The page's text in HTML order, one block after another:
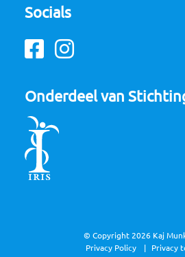
Socials
Facebook
Instagram
Onderdeel van
© Copyright 2026 Kaj
Privacy Policy
Privacy